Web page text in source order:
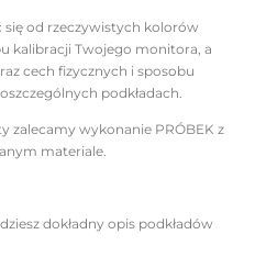
od rzeczywistych kolorów
kalibracji Twojego monitora, a
cech fizycznych i sposobu
podkładach.
zalecamy wykonanie PRÓBEK z
materiale.
dokładny opis podkładów